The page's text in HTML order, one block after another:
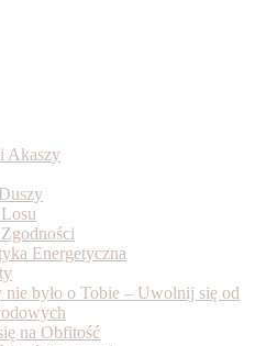
Akaszy
Energetyczna
nie było o Tobie – Uwolnij się od
na Obfitość